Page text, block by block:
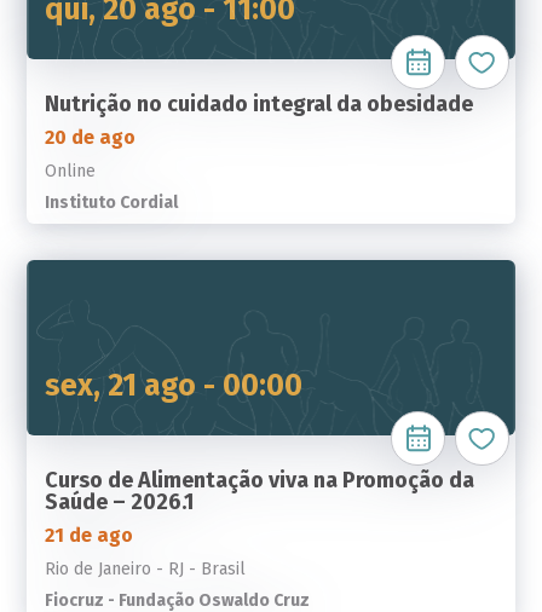
qui, 20 ago - 11:00
Nutrição no cuidado integral da obesidade
20 de ago
Online
Instituto Cordial
sex, 21 ago - 00:00
Curso de Alimentação viva na Promoção da
Saúde – 2026.1
21 de ago
Rio de Janeiro - RJ - Brasil
Fiocruz - Fundação Oswaldo Cruz